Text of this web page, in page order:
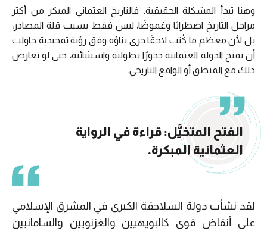
وهنا تبدأ المشكلة الحقيقية. فالتاريخ العثماني المبكر من أكثر
مراحل التاريخ اضطرابًا وغموضًا، ليس فقط بسبب قلة المصادر،
بل لأن معظم ما كُتب لاحقًا جرى بناؤه وفق رؤية تمجيدية حاولت
أن تمنح الدولة العثمانية جذورًا بطولية واستثنائية، حتى لو تعارض
ذلك مع المنطق أو الواقع التاريخي.
الفتح المتخيَّل: قراءة في الرواية
العثمانية المبكرة.
لقد نشأت دولة السلاجقة الكبرى في المشرق الإسلامي
على أنقاض قوى كالبويهيين والغزنويين والسامانيين